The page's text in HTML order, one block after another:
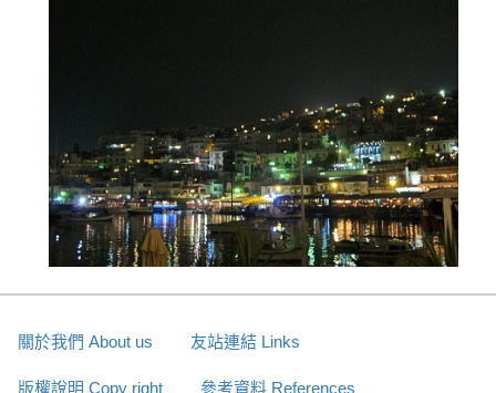
關於我們 About us 友站連結 Links
版權說明 Copy right 參考資料 References